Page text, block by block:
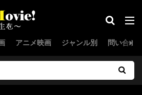
アニメ映画 ジャンル別 問い合わ
ルツ
ーヴァー
ムズ
ン
クリス・クーパー